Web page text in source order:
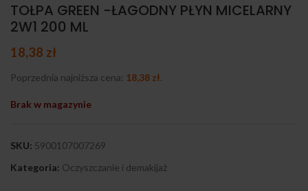
TOŁPA GREEN -ŁAGODNY PŁYN MICELARNY
2W1 200 ML
18,38 zł
Poprzednia najniższa cena: 18,38 zł.
Brak w magazynie
SKU: 5900107007269
Kategoria: Oczyszczanie i demakijaż